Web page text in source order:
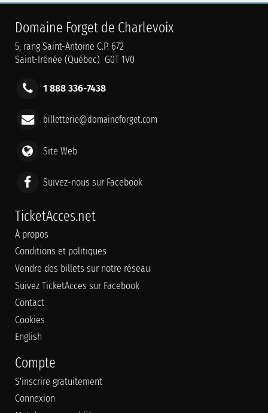
Domaine Forget de Charlevoix
5, rang Saint-Antoine C.P. 672
Saint-Irénée (Québec) G0T 1V0
1 888 336-7438
billetterie@domaineforget.com
Site Web
Suivez-nous sur Facebook
TicketAcces.net
À propos
Conditions et politiques
Vendre des billets sur notre réseau
Suivez TicketAcces sur Facebook
Contact
Cookies
English
Compte
S'inscrire gratuitement
Connexion